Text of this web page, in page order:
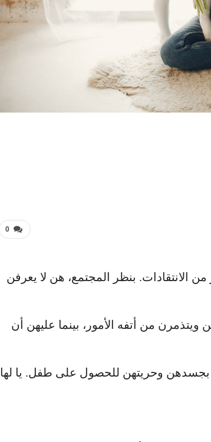
0
الانتقادات. بنظر المجتمع، هن لا يعرفن
ويتذمرن من أتفه الأمور، بينما عليهن أن
بجسدهن وحريتهن للحصول على طفل. يا لها